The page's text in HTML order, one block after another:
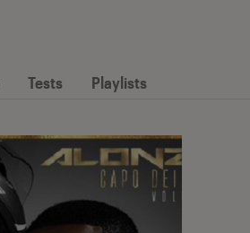
Tests Playlists